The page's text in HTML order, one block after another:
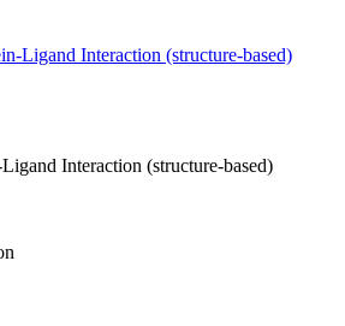
Interaction (structure-based)